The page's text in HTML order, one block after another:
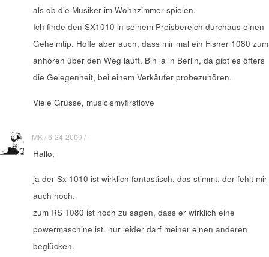
als ob die Musiker im Wohnzimmer spielen.
Ich finde den SX1010 in seinem Preisbereich durchaus einen
Geheimtip. Hoffe aber auch, dass mir mal ein Fisher 1080 zum
anhören über den Weg läuft. Bin ja in Berlin, da gibt es öfters
die Gelegenheit, bei einem Verkäufer probezuhören.
Viele Grüsse, musicismyfirstlove
MK / 6-24-2009 / ·
Hallo,
ja der Sx 1010 ist wirklich fantastisch, das stimmt. der fehlt mir
auch noch.
zum RS 1080 ist noch zu sagen, dass er wirklich eine
powermaschine ist. nur leider darf meiner einen anderen
beglücken.